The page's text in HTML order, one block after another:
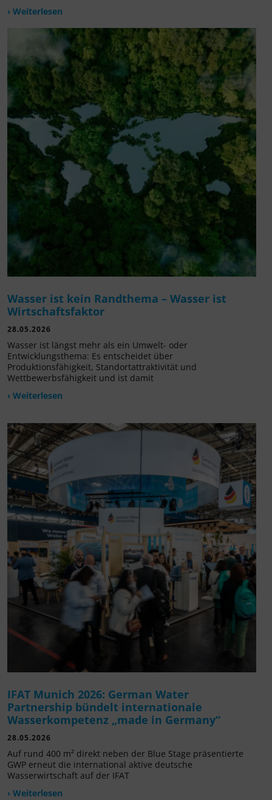
› Weiterlesen
Wasser ist kein Randthema – Wasser ist
Wirtschaftsfaktor
28.05.2026
Wasser ist längst mehr als ein Umwelt- oder
Entwicklungsthema: Es entscheidet über
Produktionsfähigkeit, Standortattraktivität und
Wettbewerbsfähigkeit und ist damit
› Weiterlesen
IFAT Munich 2026: German Water
Partnership bündelt internationale
Wasserkompetenz „made in Germany“
28.05.2026
Auf rund 400 m² direkt neben der Blue Stage präsentierte
GWP erneut die international aktive deutsche
Wasserwirtschaft auf der IFAT
› Weiterlesen